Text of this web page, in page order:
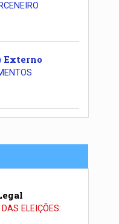
Externo
ELEIÇÕES: